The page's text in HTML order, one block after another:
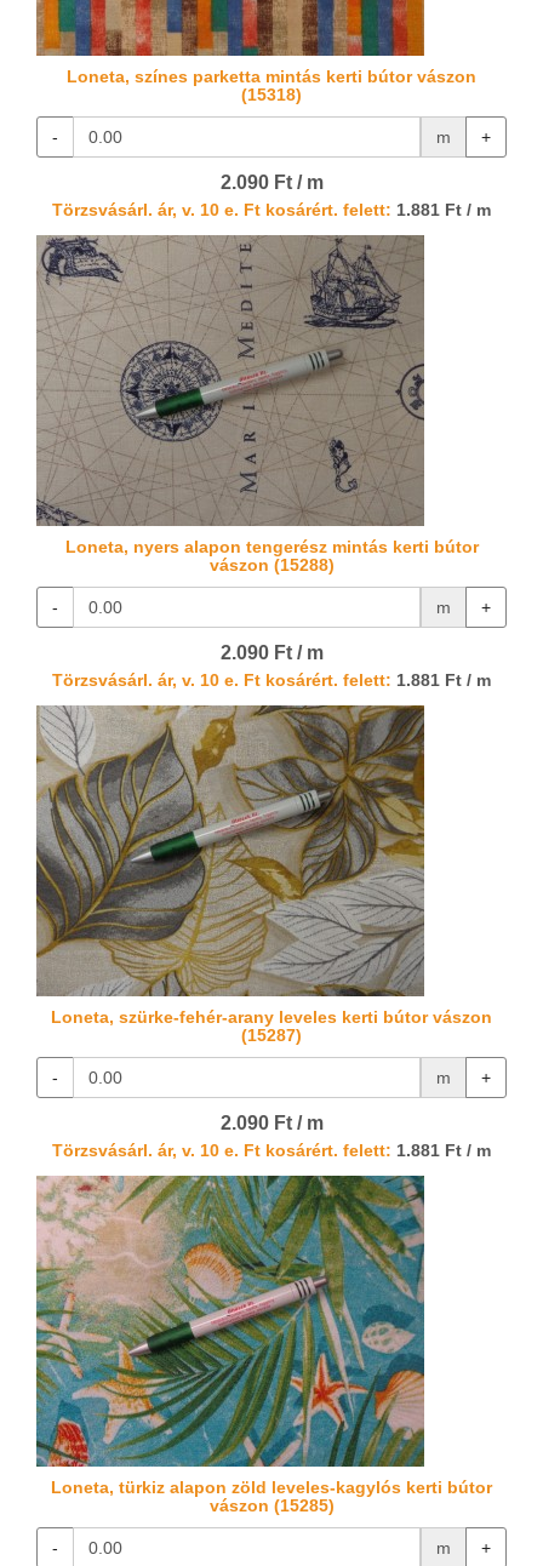
Loneta, színes parketta mintás kerti bútor vászon
(15318)
- m +
2.090 Ft / m
Törzsvásárl. ár, v. 10 e. Ft kosárért. felett: 1.881 Ft / m
Loneta, nyers alapon tengerész mintás kerti bútor
vászon (15288)
- m +
2.090 Ft / m
Törzsvásárl. ár, v. 10 e. Ft kosárért. felett: 1.881 Ft / m
Loneta, szürke-fehér-arany leveles kerti bútor vászon
(15287)
- m +
2.090 Ft / m
Törzsvásárl. ár, v. 10 e. Ft kosárért. felett: 1.881 Ft / m
Loneta, türkiz alapon zöld leveles-kagylós kerti bútor
vászon (15285)
- m +